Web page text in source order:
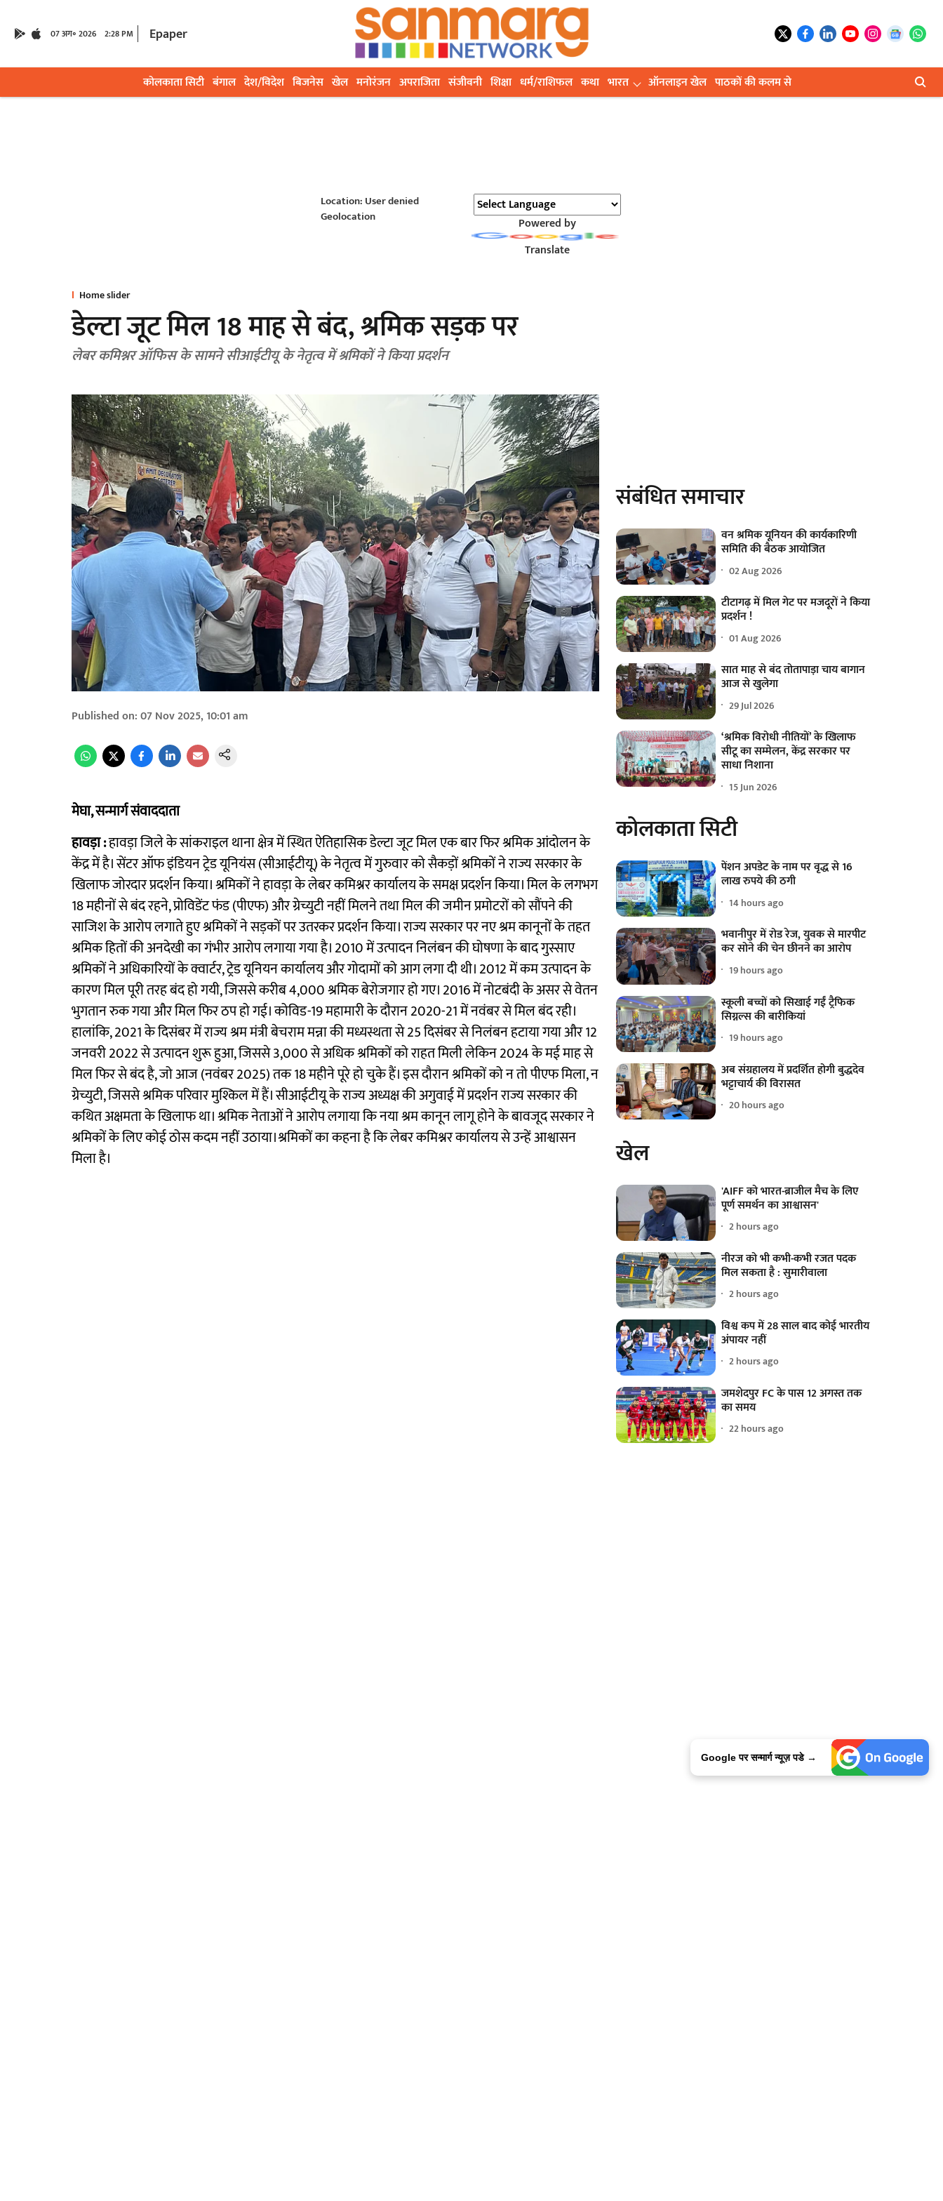
07 अग॰ 2026 2:28 PM Epaper
कोलकाता सिटी बंगाल देश/विदेश बिजनेस खेल मनोरंजन अपराजिता संजीवनी शिक्षा धर्म/राशिफल कथा भारत ऑनलाइन खेल पाठकों की कलम से
Location: User denied
Geolocation
Powered by
Translate
Home slider
डेल्टा जूट मिल 18 माह से बंद, श्रमिक सड़क पर
लेबर कमिश्नर ऑफिस के सामने सीआईटीयू के नेतृत्व में श्रमिकों ने किया प्रदर्शन
Published on:07 Nov 2025, 10:01 am
मेघा, सन्मार्ग संवाददाता
हावड़ा :हावड़ा जिले के सांकराइल थाना क्षेत्र में स्थित ऐतिहासिक डेल्टा जूट मिल एक बार फिर श्रमिक आंदोलन के
केंद्र में है। सेंटर ऑफ इंडियन ट्रेड यूनियंस (सीआईटीयू) के नेतृत्व में गुरुवार को सैकड़ों श्रमिकों ने राज्य सरकार के
खिलाफ जोरदार प्रदर्शन किया। श्रमिकों ने हावड़ा के लेबर कमिश्नर कार्यालय के समक्ष प्रदर्शन किया। मिल के लगभग
18 महीनों से बंद रहने, प्रोविडेंट फंड (पीएफ) और ग्रेच्युटी नहीं मिलने तथा मिल की जमीन प्रमोटरों को सौंपने की
साजिश के आरोप लगाते हुए श्रमिकों ने सड़कों पर उतरकर प्रदर्शन किया। राज्य सरकार पर नए श्रम कानूनों के तहत
श्रमिक हितों की अनदेखी का गंभीर आरोप लगाया गया है। 2010 में उत्पादन निलंबन की घोषणा के बाद गुस्साए
श्रमिकों ने अधिकारियों के क्वार्टर, ट्रेड यूनियन कार्यालय और गोदामों को आग लगा दी थी। 2012 में कम उत्पादन के
कारण मिल पूरी तरह बंद हो गयी, जिससे करीब 4,000 श्रमिक बेरोजगार हो गए। 2016 में नोटबंदी के असर से वेतन
भुगतान रुक गया और मिल फिर ठप हो गई। कोविड-19 महामारी के दौरान 2020-21 में नवंबर से मिल बंद रही।
हालांकि, 2021 के दिसंबर में राज्य श्रम मंत्री बेचराम मन्ना की मध्यस्थता से 25 दिसंबर से निलंबन हटाया गया और 12
जनवरी 2022 से उत्पादन शुरू हुआ, जिससे 3,000 से अधिक श्रमिकों को राहत मिली लेकिन 2024 के मई माह से
मिल फिर से बंद है, जो आज (नवंबर 2025) तक 18 महीने पूरे हो चुके हैं। इस दौरान श्रमिकों को न तो पीएफ मिला, न
ग्रेच्युटी, जिससे श्रमिक परिवार मुश्किल में हैं। सीआईटीयू के राज्य अध्यक्ष की अगुवाई में प्रदर्शन राज्य सरकार की
कथित अक्षमता के खिलाफ था। श्रमिक नेताओं ने आरोप लगाया कि नया श्रम कानून लागू होने के बावजूद सरकार ने
श्रमिकों के लिए कोई ठोस कदम नहीं उठाया।श्रमिकों का कहना है कि लेबर कमिश्नर कार्यालय से उन्हें आश्वासन
मिला है।
संबंधित समाचार
वन श्रमिक यूनियन की कार्यकारिणी
समिति की बैठक आयोजित
02 Aug 2026
टीटागढ़ में मिल गेट पर मजदूरों ने किया
प्रदर्शन !
01 Aug 2026
सात माह से बंद तोतापाड़ा चाय बागान
आज से खुलेगा
29 Jul 2026
‘श्रमिक विरोधी नीतियों’ के खिलाफ
सीटू का सम्मेलन, केंद्र सरकार पर
साधा निशाना
15 Jun 2026
कोलकाता सिटी
पेंशन अपडेट के नाम पर वृद्ध से 16
लाख रुपये की ठगी
14 hours ago
भवानीपुर में रोड रेज, युवक से मारपीट
कर सोने की चेन छीनने का आरोप
19 hours ago
स्कूली बच्चों को सिखाई गईं ट्रैफिक
सिग्नल्स की बारीकियां
19 hours ago
अब संग्रहालय में प्रदर्शित होगी बुद्धदेव
भट्टाचार्य की विरासत
20 hours ago
खेल
'AIFF को भारत-ब्राजील मैच के लिए
पूर्ण समर्थन का आश्वासन'
2 hours ago
नीरज को भी कभी-कभी रजत पदक
मिल सकता है : सुमारीवाला
2 hours ago
विश्व कप में 28 साल बाद कोई भारतीय
अंपायर नहीं
2 hours ago
जमशेदपुर FC के पास 12 अगस्त तक
का समय
22 hours ago
Google पर सन्मार्ग न्यूज़ पडे →